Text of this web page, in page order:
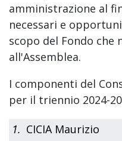
amministrazione al
necessari e
scopo del Fondo
all'Assemblea.
I componenti del
per il triennio 2024-
1. CICIA Maurizio